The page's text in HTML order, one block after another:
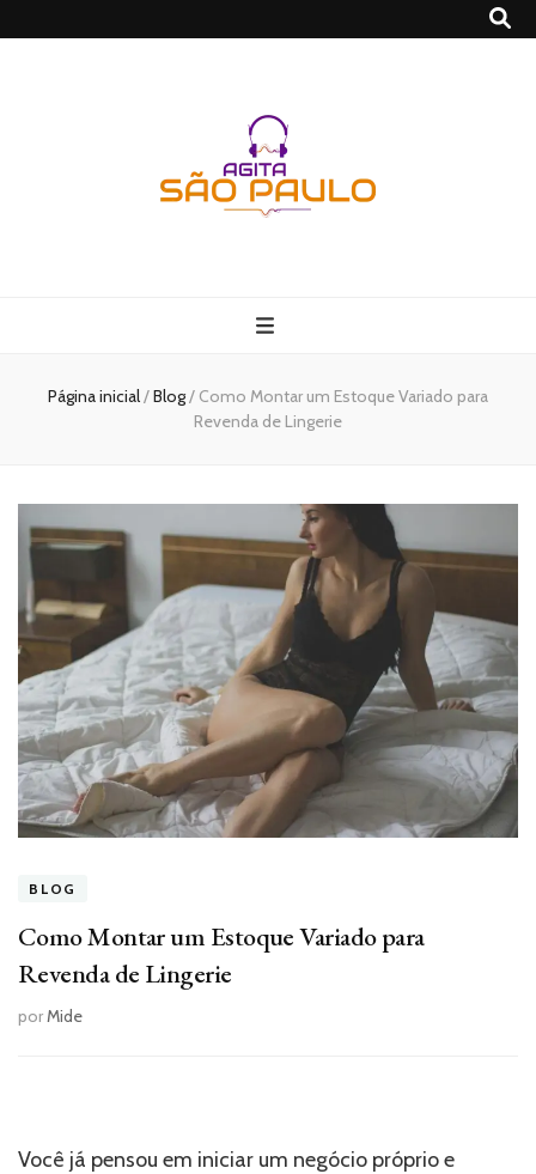
Agito
Página inicial/Blog/ Como Montar um Estoque Variado para
Revenda de Lingerie
BLOG
Como Montar um Estoque Variado para
Revenda de Lingerie
porMide
Você já pensou em iniciar um negócio próprio e